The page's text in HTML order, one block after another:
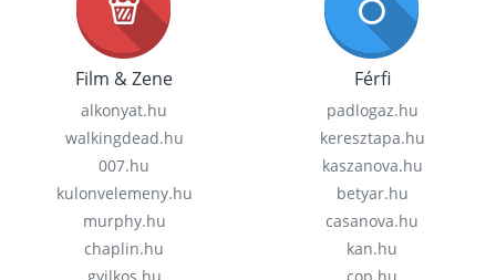
Film & Zene
alkonyat.hu
walkingdead.hu
007.hu
kulonvelemeny.hu
murphy.hu
chaplin.hu
Férfi
padlogaz.hu
keresztapa.hu
kaszanova.hu
betyar.hu
casanova.hu
kan.hu